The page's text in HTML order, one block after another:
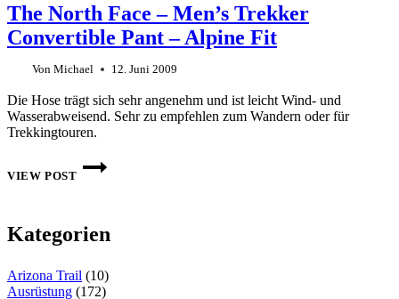
FÜR
DIE
WANDERSAISON
2010
The North Face – Men’s Trekker
Convertible Pant – Alpine Fit
Von Michael 12. Juni 2009
Die Hose trägt sich sehr angenehm und ist leicht Wind- und
Wasserabweisend. Sehr zu empfehlen zum Wandern oder für
Trekkingtouren.
VIEW POST
THE
NORTH
TREKKER
CONVERTIBLE
ALPINE
FIT
Kategorien
Arizona Trail (10)
Ausrüstung (172)